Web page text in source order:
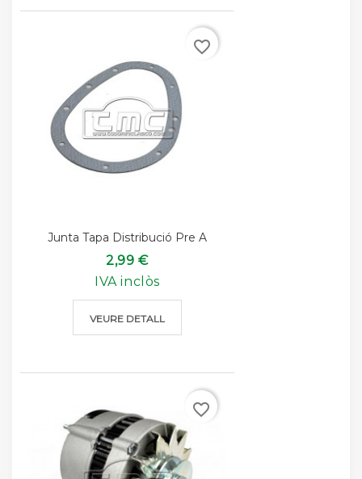
Junta Tapa Distribució Pre A
2,99 €
IVA inclòs
VEURE DETALL
favorite_border
favorite_border